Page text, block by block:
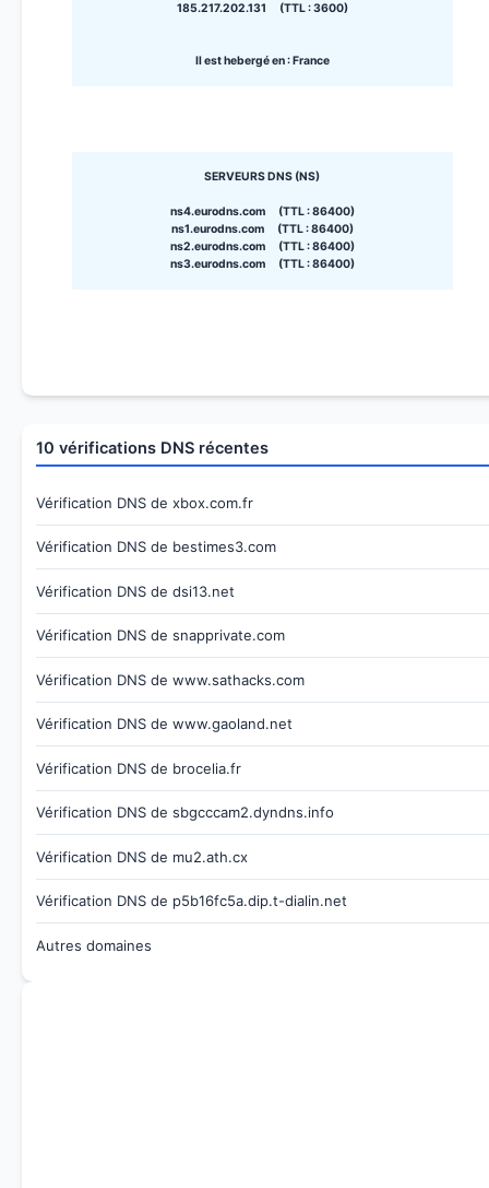
185.217.202.131 (TTL : 3600)
Il est hebergé en : France
SERVEURS DNS (NS)
ns4.eurodns.com (TTL : 86400)
ns1.eurodns.com (TTL : 86400)
ns2.eurodns.com (TTL : 86400)
ns3.eurodns.com (TTL : 86400)
10 vérifications DNS récentes
Vérification DNS de xbox.com.fr
Vérification DNS de bestimes3.com
Vérification DNS de dsi13.net
Vérification DNS de snapprivate.com
Vérification DNS de www.sathacks.com
Vérification DNS de www.gaoland.net
Vérification DNS de brocelia.fr
Vérification DNS de sbgcccam2.dyndns.info
Vérification DNS de mu2.ath.cx
Vérification DNS de p5b16fc5a.dip.t-dialin.net
Autres domaines